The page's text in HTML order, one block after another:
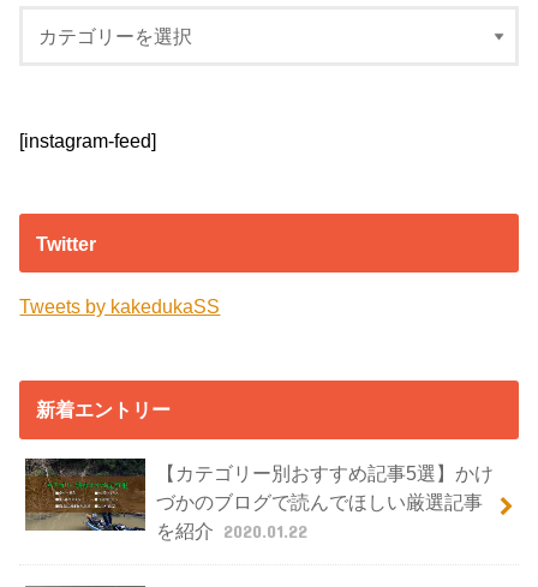
[instagram-feed]
Twitter
Tweets by kakedukaSS
新着エントリー
【カテゴリー別おすすめ記事5選】かけ
づかのブログで読んでほしい厳選記事
を紹介 2020.01.22